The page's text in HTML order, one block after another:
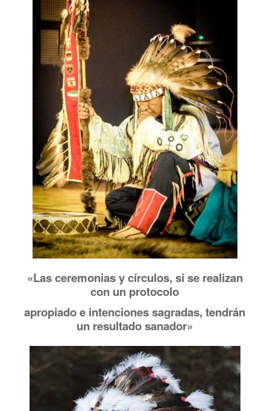
«Las ceremonias y círculos, si se realizan
con un protocolo
apropiado e intenciones sagradas,tendrán
un resultado sanador»